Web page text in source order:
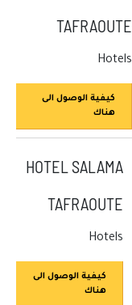
TAFRAOUTE
Hotels
كيفية الوصول الى
هناك
HOTEL SALAMA
TAFRAOUTE
Hotels
كيفية الوصول الى
هناك